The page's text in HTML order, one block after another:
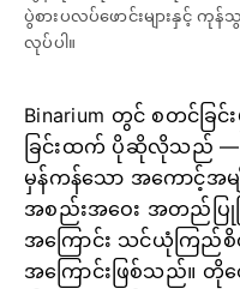
ပွဲစားပလပ်ဖောင်းများနှင့်
လုပ်ပါ။
Binarium တွင် စတင်ခြ
ခြင်းထက် ပိုဆိုလိုသည် —
မှန်ကန်သော အကောင့်အမျို
အစည်းအဝေး အတည်ပြုခြ
အကြောင်း သင်ယုံကြည်စိ
အကြောင်းဖြစ်သည်။ တို